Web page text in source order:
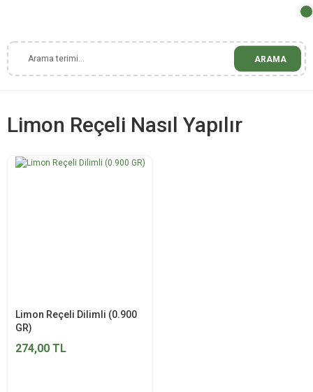
ARAMA
Limon Reçeli Nasıl Yapılır
Limon Reçeli Dilimli (0.900
GR)
274,00 TL